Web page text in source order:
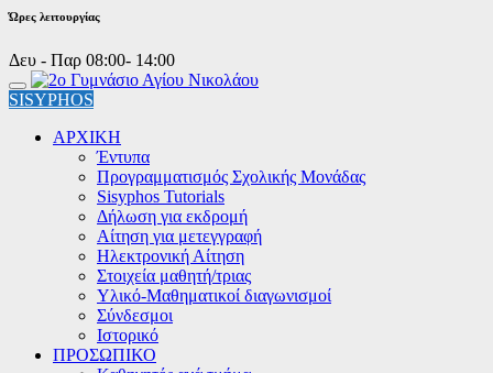
Ώρες λειτουργίας
Δευ - Παρ 08:00- 14:00
SISYPHOS
ΑΡΧΙΚΗ
Έντυπα
Προγραμματισμός Σχολικής Μονάδας
Sisyphos Tutorials
Δήλωση για εκδρομή
Αίτηση για μετεγγραφή
Ηλεκτρονική Αίτηση
Στοιχεία μαθητή/τριας
Υλικό-Μαθηματικοί διαγωνισμοί
Σύνδεσμοι
Ιστορικό
ΠΡΟΣΩΠΙΚΟ